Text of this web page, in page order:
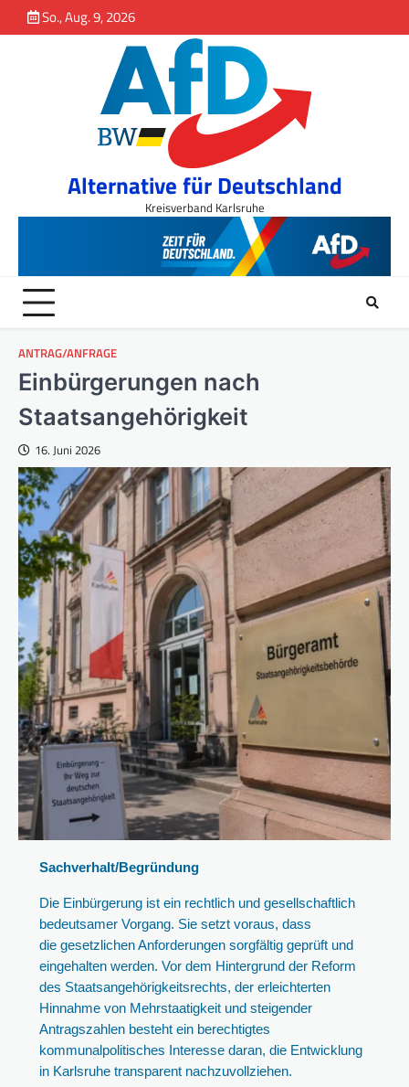
springenSo., Aug. 9, 2026
Alternative für Deutschland
Kreisverband Karlsruhe
ANTRAG/ANFRAGE
Einbürgerungen nach
Staatsangehörigkeit
16. Juni 2026
Sachverhalt/Begründung
Die Einbürgerung ist ein rechtlich und gesellschaftlich
bedeutsamer Vorgang. Sie setzt voraus, dass
die gesetzlichen Anforderungen sorgfältig geprüft und
eingehalten werden. Vor dem Hintergrund der Reform
des Staatsangehörigkeitsrechts, der erleichterten
Hinnahme von Mehrstaatigkeit und steigender
Antragszahlen besteht ein berechtigtes
kommunalpolitisches Interesse daran, die Entwicklung
in Karlsruhe transparent nachzuvollziehen.